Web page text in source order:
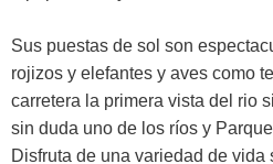
Sus puestas de sol son
rojizos y elefantes y aves como
carretera la primera vista del rio
sin duda uno de los ríos y
Disfruta de una variedad de